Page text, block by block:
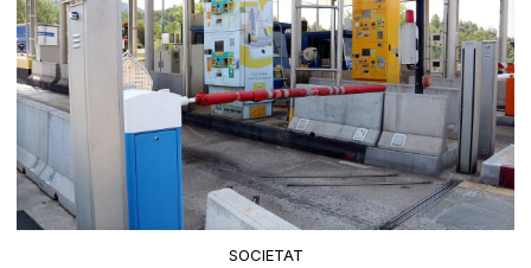
SOCIETAT